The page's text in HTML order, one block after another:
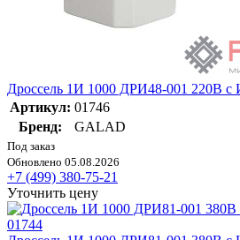
Дроссель 1И 1000 ДРИ48-001 220В
Артикул: 01746
Бренд:
GALAD
Под заказ
Обновлено 05.08.2026
+7 (499) 380-75-21
Уточнить цену